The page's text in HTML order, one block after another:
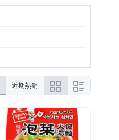
近期熱銷